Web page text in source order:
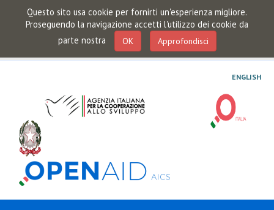
Questo sito usa cookie per fornirti un'esperienza migliore.
Proseguendo la navigazione accetti l'utilizzo dei cookie da
parte nostra
OK Approfondisci
ENGLISH